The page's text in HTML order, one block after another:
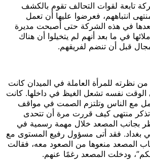
تابعة لقوات التحالف تقوم بالكشف
انتباههم، فعرضوا عليها أن تعمل
في هذه الشركة حتى أصبحت مديرة
في ما بعد أنهم لم يتخيلوا أن هناك
قبل أن تنضم لفريقهم.
نظرته للمرأة العاملة في الميدان كانت
نفسه تشعل الغيظ في داخلها. كانت
مع الناس وتلتزم الصمت في مواقف
تذكر منتهى كيف قررت مرة أن تتحدى
بجانب المصعد خلال مهمة رسمية في
بغداد. فقد أتى مسؤول رفيع المستوى مع
المصعد منعوها من الصعود معه، فقالت
ودخلت المصعد رغمًا عنهم.